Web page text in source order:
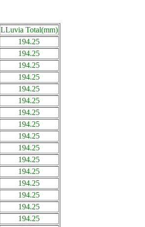
LLuvia Total(mm)
194.25
194.25
194.25
194.25
194.25
194.25
194.25
194.25
194.25
194.25
194.25
194.25
194.25
194.25
194.25
194.25